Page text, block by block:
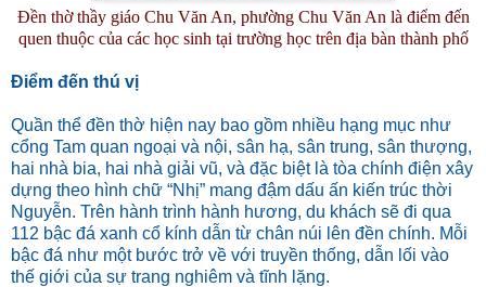
Đền thờ thầy giáo Chu Văn An, phường Chu Văn An là điểm đến
quen thuộc của các học sinh tại trường học trên địa bàn thành phố
Điểm đến thú vị
Quần thể đền thờ hiện nay bao gồm nhiều hạng mục như
cổng Tam quan ngoại và nội, sân hạ, sân trung, sân thượng,
hai nhà bia, hai nhà giải vũ, và đặc biệt là tòa chính điện xây
dựng theo hình chữ “Nhị” mang đậm dấu ấn kiến trúc thời
Nguyễn. Trên hành trình hành hương, du khách sẽ đi qua
112 bậc đá xanh cổ kính dẫn từ chân núi lên đền chính. Mỗi
bậc đá như một bước trở về với truyền thống, dẫn lối vào
thế giới của sự trang nghiêm và tĩnh lặng.